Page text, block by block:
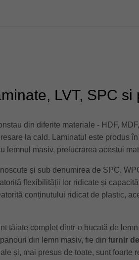
LVT, SPC si
din diferite materiale - HDF,
la cald. Laminatul este produs
lemnul masiv, prelucrarea acestui
și sub denumirea de SPC,
flexibilității lor ridicate și
conținutului ridicat de plastic,
tăiate complet dintr-o bucată de
din lemn masiv, fie din furnir
și, mai presus de toate, sunt